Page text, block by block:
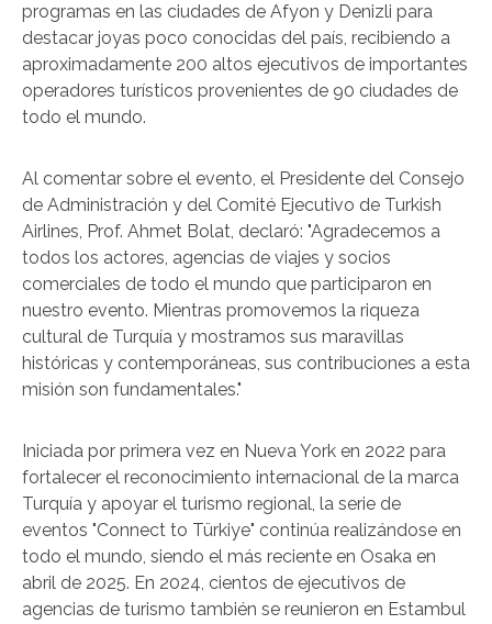
programas en las ciudades de Afyon y Denizli para
destacar joyas poco conocidas del país, recibiendo a
aproximadamente 200 altos ejecutivos de importantes
operadores turísticos provenientes de 90 ciudades de
todo el mundo.
Al comentar sobre el evento, el Presidente del Consejo
de Administración y del Comité Ejecutivo de Turkish
Airlines, Prof. Ahmet Bolat, declaró: "Agradecemos a
todos los actores, agencias de viajes y socios
comerciales de todo el mundo que participaron en
nuestro evento. Mientras promovemos la riqueza
cultural de Turquía y mostramos sus maravillas
históricas y contemporáneas, sus contribuciones a esta
misión son fundamentales."
Iniciada por primera vez en Nueva York en 2022 para
fortalecer el reconocimiento internacional de la marca
Turquía y apoyar el turismo regional, la serie de
eventos "Connect to Türkiye" continúa realizándose en
todo el mundo, siendo el más reciente en Osaka en
abril de 2025. En 2024, cientos de ejecutivos de
agencias de turismo también se reunieron en Estambul